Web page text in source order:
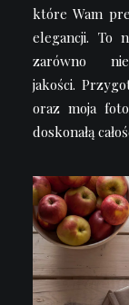
które Wam
elegancji. To
zarówno
jakości.
oraz moja
doskonałą